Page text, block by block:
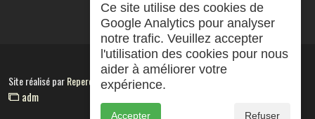
Site réalisé parRepereCom
adm
Ce site utilise des cookies de
Google Analytics pour analyser
notre trafic. Veuillez accepter
l'utilisation des cookies pour nous
aider à améliorer votre
expérience.
Accepter Refuser